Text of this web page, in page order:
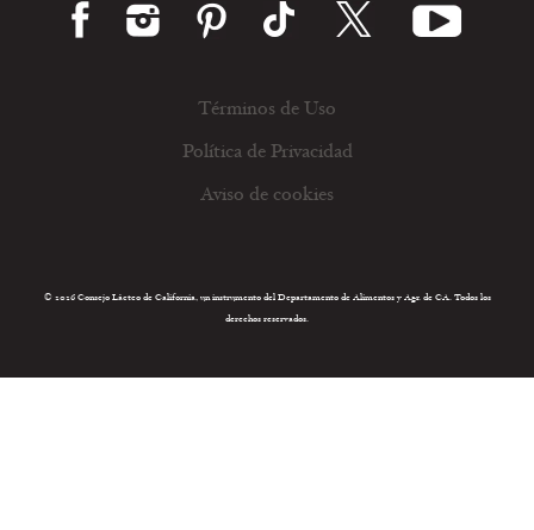
Términos de Uso
Política de Privacidad
Aviso de cookies
© 2026 Consejo Lácteo de California, un instrumento del Departamento de Alimentos y Agr. de CA. Todos los
derechos reservados.